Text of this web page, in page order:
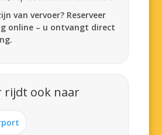
van vervoer? Reserveer
online – u ontvangt direct
rijdt ook naar